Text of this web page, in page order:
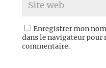
Enregistrer mon
dans le navigateur pour
commentaire.